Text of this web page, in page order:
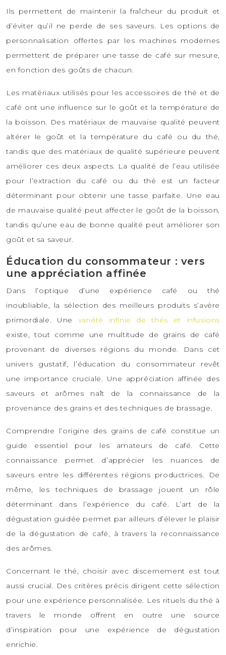
Ils permettent de maintenir la fraîcheur du produit et
d’éviter qu’il ne perde de ses saveurs. Les options de
personnalisation offertes par les machines modernes
permettent de préparer une tasse de café sur mesure,
en fonction des goûts de chacun.
Les matériaux utilisés pour les accessoires de thé et de
café ont une influence sur le goût et la température de
la boisson. Des matériaux de mauvaise qualité peuvent
altérer le goût et la température du café ou du thé,
tandis que des matériaux de qualité supérieure peuvent
améliorer ces deux aspects. La qualité de l’eau utilisée
pour l’extraction du café ou du thé est un facteur
déterminant pour obtenir une tasse parfaite. Une eau
de mauvaise qualité peut affecter le goût de la boisson,
tandis qu’une eau de bonne qualité peut améliorer son
goût et sa saveur.
Éducation du consommateur : vers
une appréciation affinée
Dans l’optique d’une expérience café ou thé
inoubliable, la sélection des meilleurs produits s’avère
primordiale. Une variété infinie de thés et infusions
existe, tout comme une multitude de grains de café
provenant de diverses régions du monde. Dans cet
univers gustatif, l’éducation du consommateur revêt
une importance cruciale. Une appréciation affinée des
saveurs et arômes naît de la connaissance de la
provenance des grains et des techniques de brassage.
Comprendre l’origine des grains de café constitue un
guide essentiel pour les amateurs de café. Cette
connaissance permet d’apprécier les nuances de
saveurs entre les différentes régions productrices. De
même, les techniques de brassage jouent un rôle
déterminant dans l’expérience du café. L’art de la
dégustation guidée permet par ailleurs d’élever le plaisir
de la dégustation de café, à travers la reconnaissance
des arômes.
Concernant le thé, choisir avec discernement est tout
aussi crucial. Des critères précis dirigent cette sélection
pour une expérience personnalisée. Les rituels du thé à
travers le monde offrent en outre une source
d’inspiration pour une expérience de dégustation
enrichie.